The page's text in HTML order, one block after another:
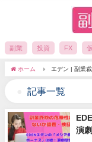
副業 投資 FX
ホーム エデン | 副業
記事一覧
演